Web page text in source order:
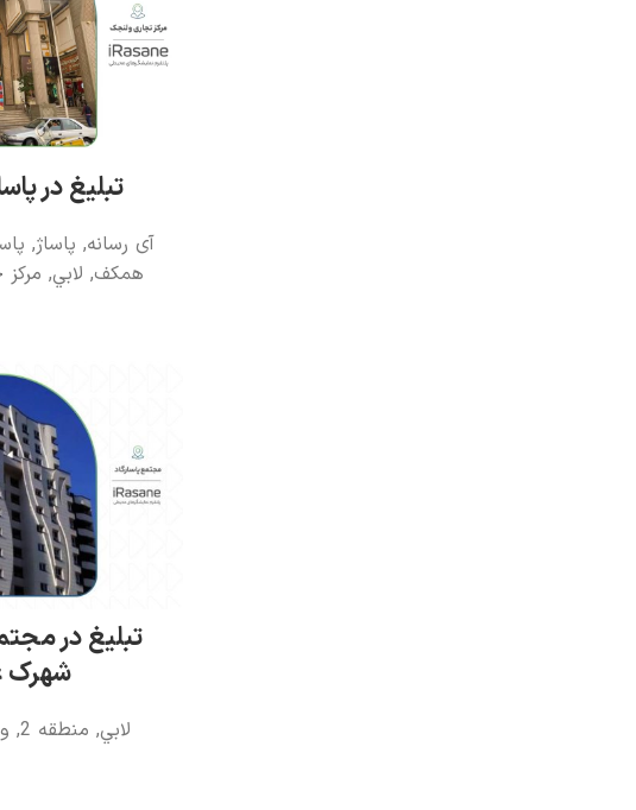
تبلیغ در
آی رسانه, پاساژ,
همکف, لابي,
تبلیغ در
شهرک
لابي, منطقه 2 ,